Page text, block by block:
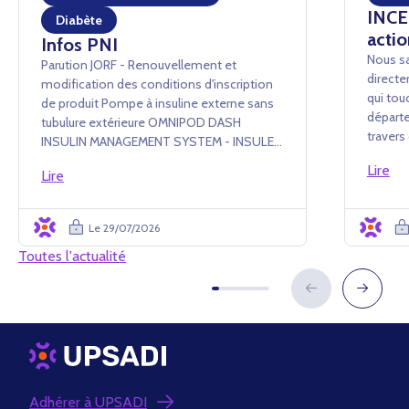
Diabète
Infos PNI
Parution JORF - Renouvellement et
modification des conditions d'inscription
de produit Pompe à insuline externe sans
tubulure extérieure OMNIPOD DASH
INSULIN MANAGEMENT SYSTEM - INSULET
renouvellement d'inscription et
Lire
Le 29/07/2026
Nous
qui
Lire
Toutes l'actualité
Adhérer à UPSADI